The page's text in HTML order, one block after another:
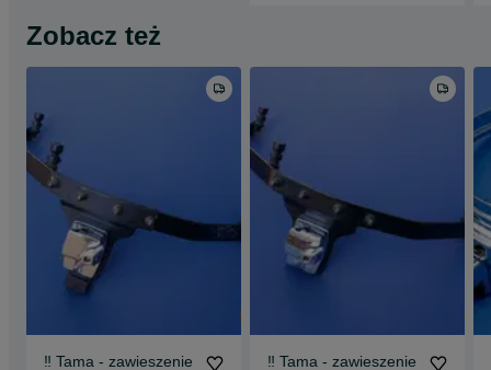
Zobacz też
‼️ Tama - zawieszenie
‼️ Tama - zawieszenie